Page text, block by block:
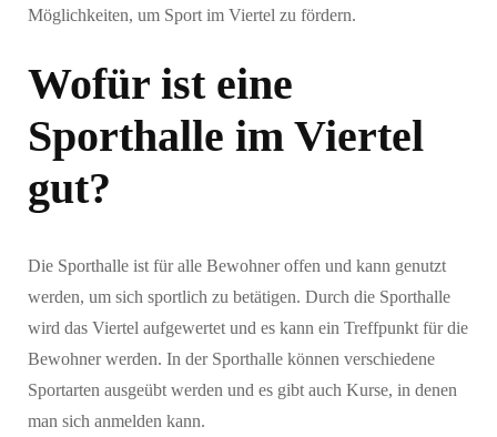
Möglichkeiten, um Sport im Viertel zu fördern.
Wofür ist eine
Sporthalle im Viertel
gut?
Die Sporthalle ist für alle Bewohner offen und kann genutzt
werden, um sich sportlich zu betätigen. Durch die Sporthalle
wird das Viertel aufgewertet und es kann ein Treffpunkt für die
Bewohner werden. In der Sporthalle können verschiedene
Sportarten ausgeübt werden und es gibt auch Kurse, in denen
man sich anmelden kann.